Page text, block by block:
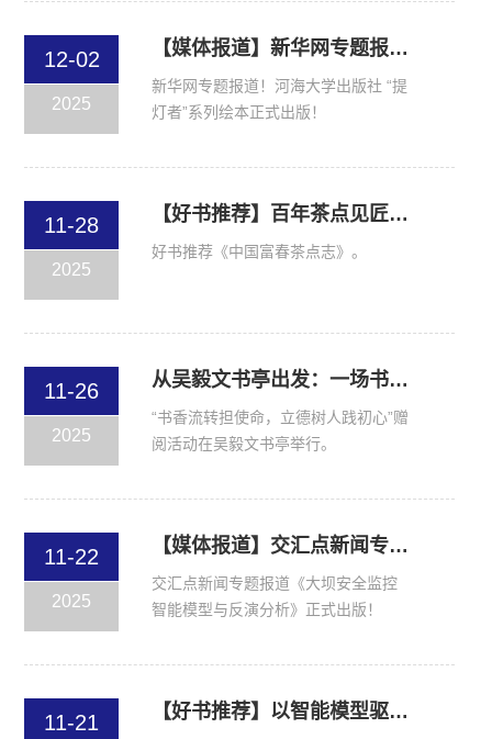
12-02
2025
【媒体报道】新华网专题报道！河海大学出版社 “提灯者”系列绘本正式出版！
新华网专题报道！河海大学出版社 “提
灯者”系列绘本正式出版！
11-28
2025
【好书推荐】百年茶点见匠心，一册志书看传承
好书推荐《中国富春茶点志》。
11-26
2025
从吴毅文书亭出发：一场书香与初心的双向奔赴
“书香流转担使命，立德树人践初心”赠
阅活动在吴毅文书亭举行。
11-22
2025
【媒体报道】交汇点新闻专题报道大坝安全由谁守护？这本书把“智能化、精准化”说明白了！
交汇点新闻专题报道《大坝安全监控
智能模型与反演分析》正式出版！
11-21 【好书推荐】以智能模型驱动安全监控，从传统治理跃升精准“智”理